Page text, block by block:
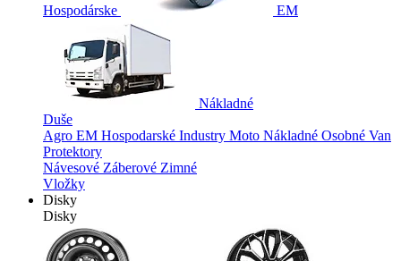
Hospodárske EM
Nákladné
Duše
Agro EM Hospodarské Industry Moto Nákladné Osobné Van
Protektory
Návesové Záberové Zimné
Vložky
Disky
Disky